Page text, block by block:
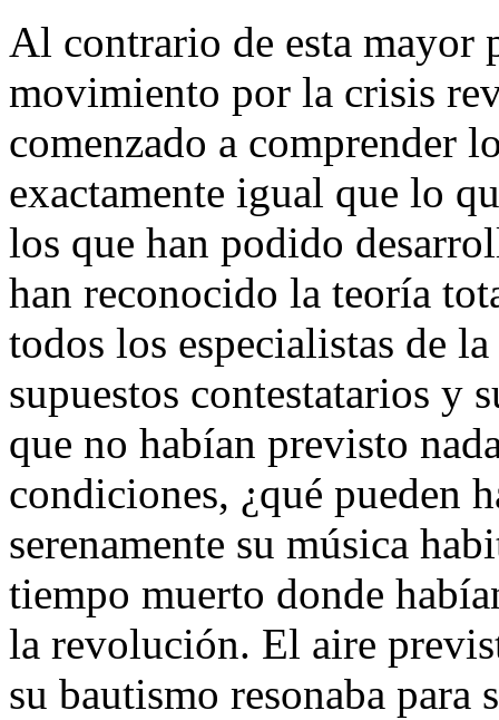
Al contrario de esta mayor
movimiento por la crisis
comenzado a comprender
exactamente igual que lo
los que han podido
han reconocido la teoría
todos los especialistas de
supuestos contestatarios y
que no habían previsto
condiciones, ¿qué pueden
serenamente su música
tiempo muerto donde
la revolución. El aire
su bautismo resonaba para